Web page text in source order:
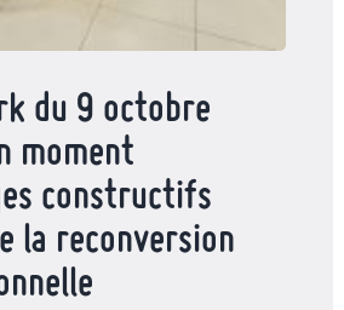
du 9 octobre
moment
constructifs
la reconversion